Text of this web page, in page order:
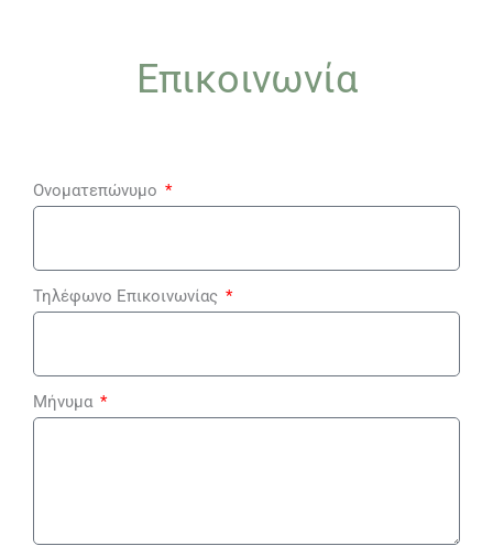
Επικοινωνία
Ονοματεπώνυμο
Τηλέφωνο Επικοινωνίας
Μήνυμα